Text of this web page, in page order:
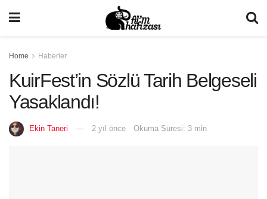
Home Haberler
KuirFest’in Sözlü Tarih Belgeseli
Yasaklandı!
Ekin Taneri 2 yıl önce Okuma Süresi: 3 min